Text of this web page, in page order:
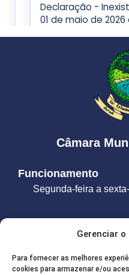
Gerenciar
Para fornecer as melhores
cookies para armazenar e/ou
Câmara
Funcionamento
Segunda-feira a
E-mail: